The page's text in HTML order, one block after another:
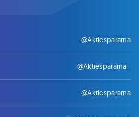
@Aktiespararna
@Aktiespararna_
@Aktiespararna